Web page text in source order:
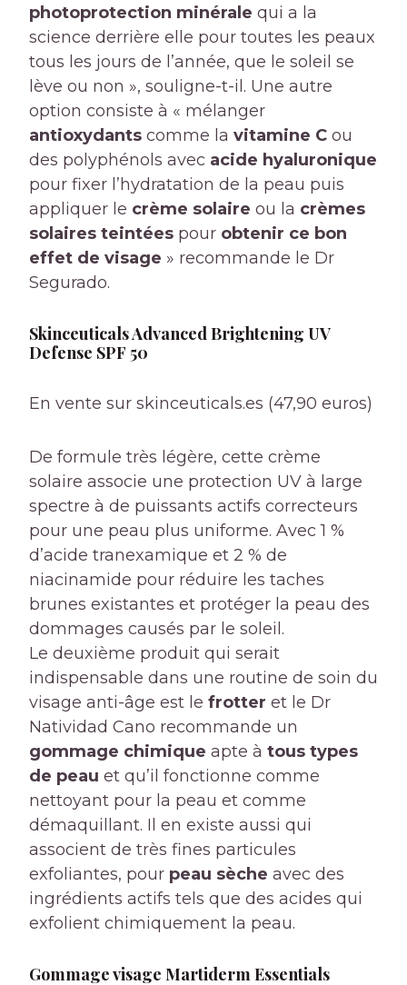
photoprotection minérale qui a la
science derrière elle pour toutes les peaux
tous les jours de l’année, que le soleil se
lève ou non », souligne-t-il. Une autre
option consiste à « mélanger
antioxydants comme la vitamine C ou
des polyphénols avec acide hyaluronique
pour fixer l’hydratation de la peau puis
appliquer le crème solaire ou la crèmes
solaires teintées pour obtenir ce bon
effet de visage » recommande le Dr
Segurado.
Skinceuticals Advanced Brightening UV
Defense SPF 50
En vente sur skinceuticals.es (47,90 euros)
De formule très légère, cette crème
solaire associe une protection UV à large
spectre à de puissants actifs correcteurs
pour une peau plus uniforme. Avec 1 %
d’acide tranexamique et 2 % de
niacinamide pour réduire les taches
brunes existantes et protéger la peau des
dommages causés par le soleil.
Le deuxième produit qui serait
indispensable dans une routine de soin du
visage anti-âge est le frotter et le Dr
Natividad Cano recommande un
gommage chimique apte à tous types
de peau et qu’il fonctionne comme
nettoyant pour la peau et comme
démaquillant. Il en existe aussi qui
associent de très fines particules
exfoliantes, pour peau sèche avec des
ingrédients actifs tels que des acides qui
exfolient chimiquement la peau.
Gommage visage Martiderm Essentials